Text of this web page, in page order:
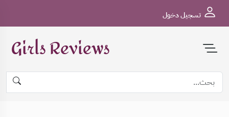
تسجيل دخول
Girls Reviews